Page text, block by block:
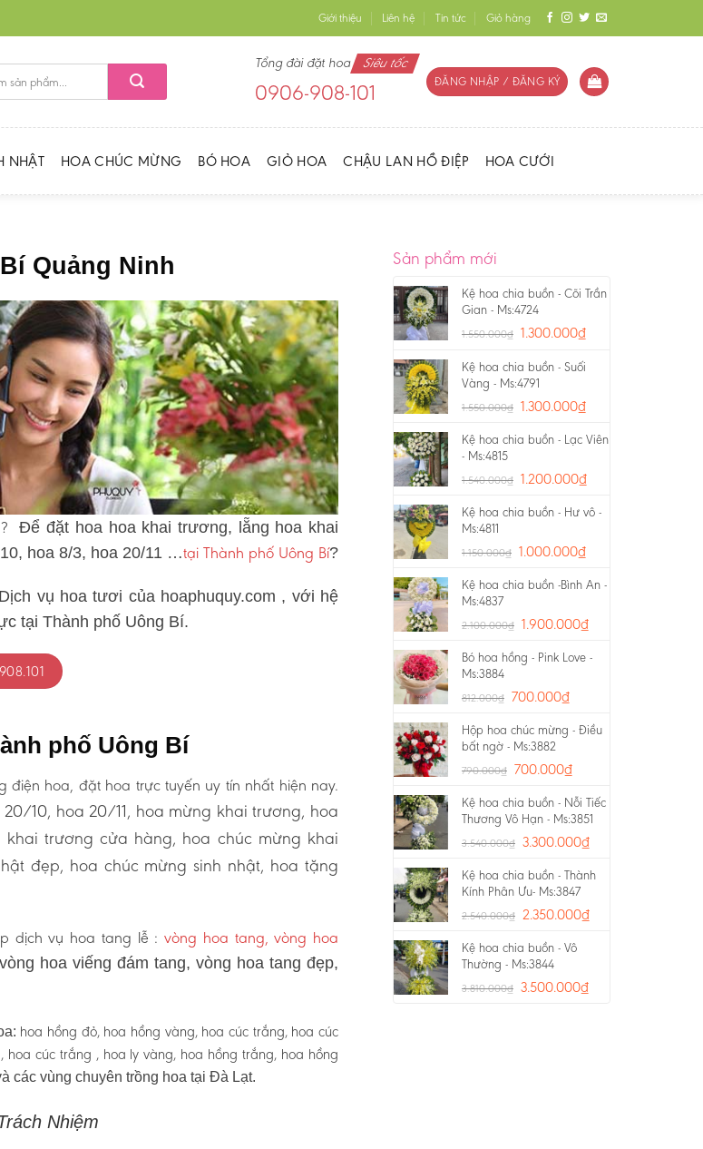
Giới thiệu Liên hệ Tin tức Giỏ hàng
Tổng đài đặt hoa Siêu tốc
0906-908-101 ĐĂNG NHẬP / ĐĂNG KÝ
NHẬT HOA CHÚC MỪNG BÓ HOA GIỎ HOA CHẬU LAN HỒ ĐIỆP HOA CƯỚI
Quảng Ninh
Để đặt hoa hoa khai trương, lẵng hoa khai
hoa 8/3, hoa 20/11 …tại Thành phố Uông Bí?
vụ hoa tươi của hoaphuquy.com , với hệ
tại Thành phố Uông Bí.
phố Uông Bí
điện hoa, đặt hoa trực tuyến uy tín nhất hiện nay.
10, hoa 20/11, hoa mừng khai trương, hoa
trương cửa hàng, hoa chúc mừng khai
đẹp, hoa chúc mừng sinh nhật, hoa tặng
dịch vụ hoa tang lễ : vòng hoa tang, vòng hoa
hoa viếng đám tang, vòng hoa tang đẹp,
hoa hồng đỏ, hoa hồng vàng, hoa cúc trắng, hoa cúc
cúc trắng , hoa ly vàng, hoa hồng trắng, hoa hồng
các vùng chuyên trồng hoa tại Đà Lạt.
Nhiệm
Sản phẩm mới
Kệ hoa chia buồn - Cõi Trần
Gian - Ms:4724
1.550.000₫ 1.300.000₫
Kệ hoa chia buồn - Suối
Vàng - Ms:4791
1.550.000₫ 1.300.000₫
Kệ hoa chia buồn - Lạc Viên
- Ms:4815
1.540.000₫ 1.200.000₫
Kệ hoa chia buồn - Hư vô -
Ms:4811
1.150.000₫ 1.000.000₫
Kệ hoa chia buồn -Bình An -
Ms:4837
2.100.000₫ 1.900.000₫
Bó hoa hồng - Pink Love -
Ms:3884
812.000₫ 700.000₫
Hộp hoa chúc mừng - Điều
bất ngờ - Ms:3882
790.000₫ 700.000₫
Kệ hoa chia buồn - Nỗi Tiếc
Thương Vô Hạn - Ms:3851
3.540.000₫ 3.300.000₫
Kệ hoa chia buồn - Thành
Kính Phân Ưu- Ms:3847
2.540.000₫ 2.350.000₫
Kệ hoa chia buồn - Vô
Thường - Ms:3844
3.810.000₫ 3.500.000₫